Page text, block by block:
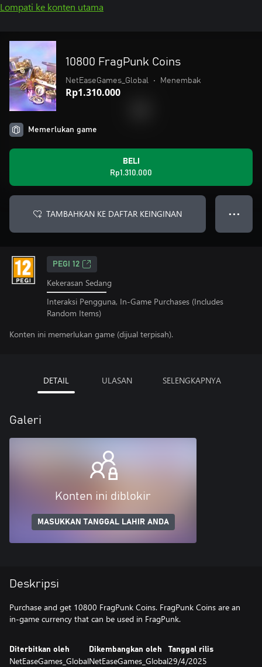
Lompati ke konten utama
10800 FragPunk Coins
NetEaseGames_Global • Menembak
Rp1.310.000
Memerlukan game
BELI
Rp1.310.000
TAMBAHKAN KE DAFTAR KEINGINAN ● ● ●
PEGI 12
Kekerasan Sedang
Interaksi Pengguna, In-Game Purchases (Includes
Random Items)
Konten ini memerlukan game (dijual terpisah).
DETAIL ULASAN SELENGKAPNYA
Galeri
Konten ini diblokir
MASUKKAN TANGGAL LAHIR ANDA
Deskripsi
Purchase and get 10800 FragPunk Coins. FragPunk Coins are an
in-game currency that can be used in FragPunk.
Diterbitkan oleh
NetEaseGames_Global
Dikembangkan oleh
NetEaseGames_Global
Tanggal rilis
29/4/2025